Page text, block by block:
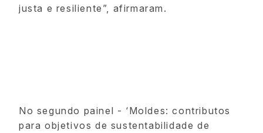
justa e resiliente”, afirmaram.
No segundo painel - ‘Moldes: contributos
para objetivos de sustentabilidade de